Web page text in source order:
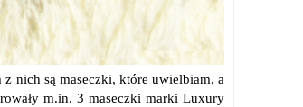
nich są maseczki, które uwielbiam, a
m.in. 3 maseczki marki Luxury